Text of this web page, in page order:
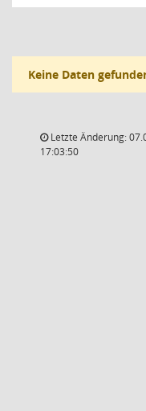
Keine Daten
Letzte Änderung:
17:03:50